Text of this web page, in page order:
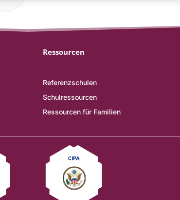
Ressourcen
Referenzschulen
Schulressourcen
Ressourcen für Familien